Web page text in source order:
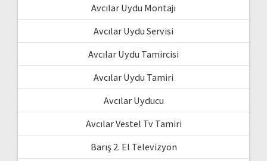
Avcılar Uydu Montajı
Avcılar Uydu Servisi
Avcılar Uydu Tamircisi
Avcılar Uydu Tamiri
Avcılar Uyducu
Avcılar Vestel Tv Tamiri
Barış 2. El Televizyon